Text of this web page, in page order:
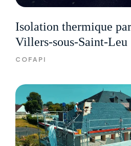
Isolation thermique
Villers-sous-Saint-Leu
COFAPI